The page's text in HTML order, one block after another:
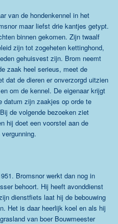
van de hondenkennel in het
maar liefst drie kantjes getypt.
binnen gekomen. Zijn twaalf
zijn tot zogeheten kettinghond,
gehuisvest zijn. Brom neemt
zaak heel serieus, meet de
dat de dieren er onverzorgd uitzien
om de kennel. De eigenaar krijgt
datum zijn zaakjes op orde te
de volgende bezoeken ziet
hij doet een voorstel aan de
Bromsnor werkt dan nog in
behoort. Hij heeft avonddienst
dienstfiets laat hij de bebouwing
Het is daar heerlijk koel en als hij
van boer Bouwmeester